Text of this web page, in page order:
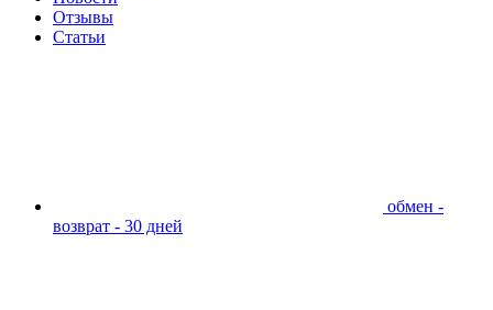
Отзывы
Статьи
обмен -
возврат - 30 дней